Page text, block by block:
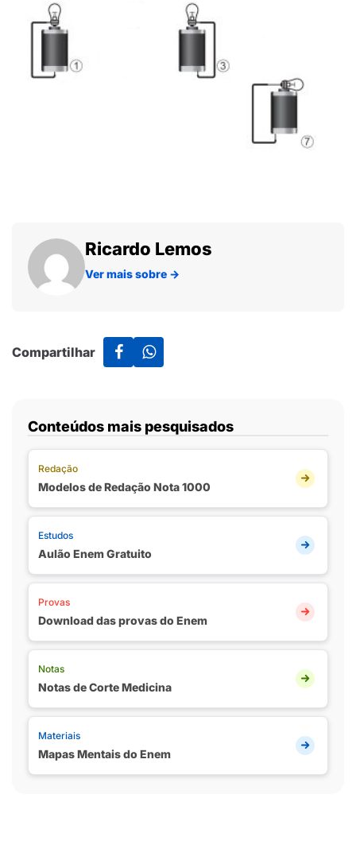
Ricardo Lemos
Ver mais sobre →
Compartilhar
Conteúdos mais pesquisados
Redação
Modelos de Redação Nota 1000
Estudos
Aulão Enem Gratuito
Provas
Download das provas do Enem
Notas
Notas de Corte Medicina
Materiais
Mapas Mentais do Enem